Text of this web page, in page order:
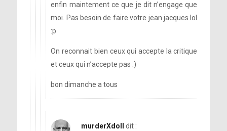
enfin maintement ce que je dit n’engage que
moi. Pas besoin de faire votre jean jacques lol
:p
On reconnait bien ceux qui accepte la critique
et ceux qui n’accepte pas :)
bon dimanche a tous
murderXdoll dit :